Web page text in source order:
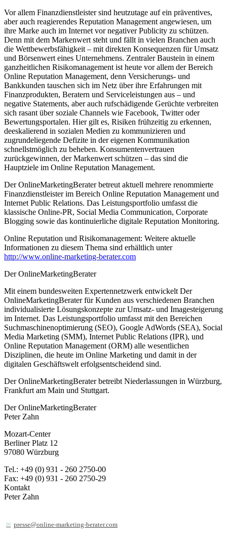
Vor allem Finanzdienstleister sind heutzutage auf ein präventives,
aber auch reagierendes Reputation Management angewiesen, um
ihre Marke auch im Internet vor negativer Publicity zu schützen.
Denn mit dem Markenwert steht und fällt in vielen Branchen auch
die Wettbewerbsfähigkeit – mit direkten Konsequenzen für Umsatz
und Börsenwert eines Unternehmens. Zentraler Baustein in einem
ganzheitlichen Risikomanagement ist heute vor allem der Bereich
Online Reputation Management, denn Versicherungs- und
Bankkunden tauschen sich im Netz über ihre Erfahrungen mit
Finanzprodukten, Beratern und Serviceleistungen aus – und
negative Statements, aber auch rufschädigende Gerüchte verbreiten
sich rasant über soziale Channels wie Facebook, Twitter oder
Bewertungsportalen. Hier gilt es, Risiken frühzeitig zu erkennen,
deeskalierend in sozialen Medien zu kommunizieren und
zugrundeliegende Defizite in der eigenen Kommunikation
schnellstmöglich zu beheben. Konsumentenvertrauen
zurückgewinnen, der Markenwert schützen – das sind die
Hauptziele im Online Reputation Management.
Der OnlineMarketingBerater betreut aktuell mehrere renommierte
Finanzdienstleister im Bereich Online Reputation Management und
Internet Public Relations. Das Leistungsportfolio umfasst die
klassische Online-PR, Social Media Communication, Corporate
Blogging sowie das kontinuierliche digitale Reputation Monitoring.
Online Reputation und Risikomanagement: Weitere aktuelle
Informationen zu diesem Thema sind erhältlich unter
http://www.online-marketing-berater.com
Der OnlineMarketingBerater
Mit einem bundesweiten Expertennetzwerk entwickelt Der
OnlineMarketingBerater für Kunden aus verschiedenen Branchen
individualisierte Lösungskonzepte zur Umsatz- und Imagesteigerung
im Internet. Das Leistungsportfolio umfasst mit den Bereichen
Suchmaschinenoptimierung (SEO), Google AdWords (SEA), Social
Media Marketing (SMM), Internet Public Relations (IPR), und
Online Reputation Management (ORM) alle wesentlichen
Disziplinen, die heute im Online Marketing und damit in der
digitalen Geschäftswelt erfolgsentscheidend sind.
Der OnlineMarketingBerater betreibt Niederlassungen in Würzburg,
Frankfurt am Main und Stuttgart.
Der OnlineMarketingBerater
Peter Zahn
Mozart-Center
Berliner Platz 12
97080 Würzburg
Tel.: +49 (0) 931 - 260 2750-00
Fax: +49 (0) 931 - 260 2750-29
Kontakt
Peter Zahn
presse@online-marketing-berater.com